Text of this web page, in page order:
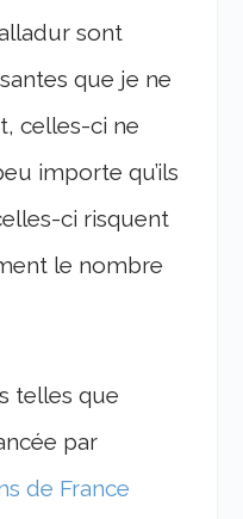
sont
que je ne
celles-ci ne
importe qu’ils
ci risquent
le nombre
telles que
par
de France